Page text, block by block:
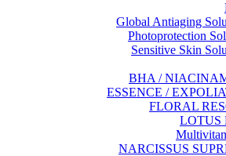
Global Antiaging
Photoprotection
Sensitive Skin
BHA /
ESSENCE /
FLORAL
LOTUS
NARCISSUS